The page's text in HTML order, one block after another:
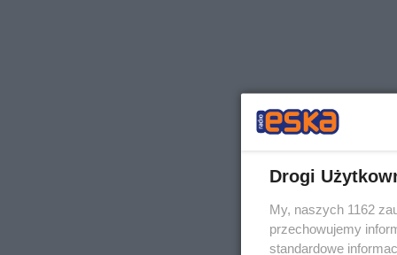
Drogi
My, naszych 1162
przechowujemy
standardowe